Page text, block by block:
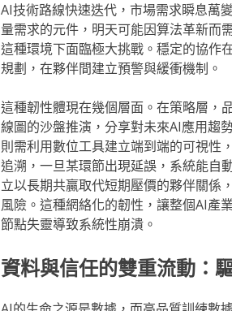
AI技術路線快速迭代，市場需求瞬息萬
量需求的元件，明天可能因算法革新而
這種環境下面臨極大挑戰。穩定的協作
規劃，在夥伴間建立預警與緩衝機制。
這種韌性體現在幾個層面。在策略層，
線圖的沙盤推演，分享對未來AI應用趨
則需利用數位工具建立端到端的可視性
追溯，一旦某環節出現延誤，系統能自
立以長期共贏取代短期壓價的夥伴關係
風險。這種網絡化的韌性，讓整個AI產
節點失靈導致系統性崩潰。
資料與信任的雙重流動：